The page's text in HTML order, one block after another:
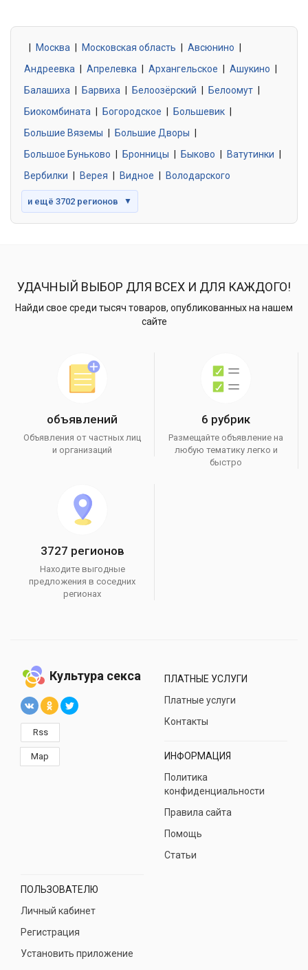
0 объявлений
Знакомства без обязательств
0 объявлений
Москва Московская область Авсюнино
Андреевка
Апрелевка Архангельское Ашукино
Балашиха
Барвиха Белоозёрский Белоомут
Биокомбината
Богородское Большевик
Большие Вяземы
Большие Дворы
Большое Буньково
Бронницы Быково Ватутинки
Вербилки
Верея Видное Володарского
и ещё 3702 регионов ▼
УДАЧНЫЙ ВЫБОР ДЛЯ ВСЕХ И ДЛЯ КАЖДОГО!
Найди свое среди тысяч товаров, опубликованных на нашем
сайте
объявлений
Объявления от частных лиц
и организаций
6 рубрик
Размещайте объявление на
любую тематику легко и
быстро
3727 регионов
Находите выгодные
предложения в соседних
регионах
Культура секса
Rss
Map
ПЛАТНЫЕ УСЛУГИ
Платные услуги
Контакты
ИНФОРМАЦИЯ
Политика
конфиденциальности
Правила сайта
Помощь
Статьи
ПОЛЬЗОВАТЕЛЮ
Личный кабинет
Регистрация
Установить приложение